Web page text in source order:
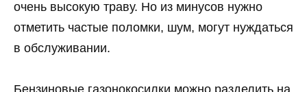
очень высокую траву. Но из минусов нужно
отметить частые поломки, шум, могут нуждаться
в обслуживании.